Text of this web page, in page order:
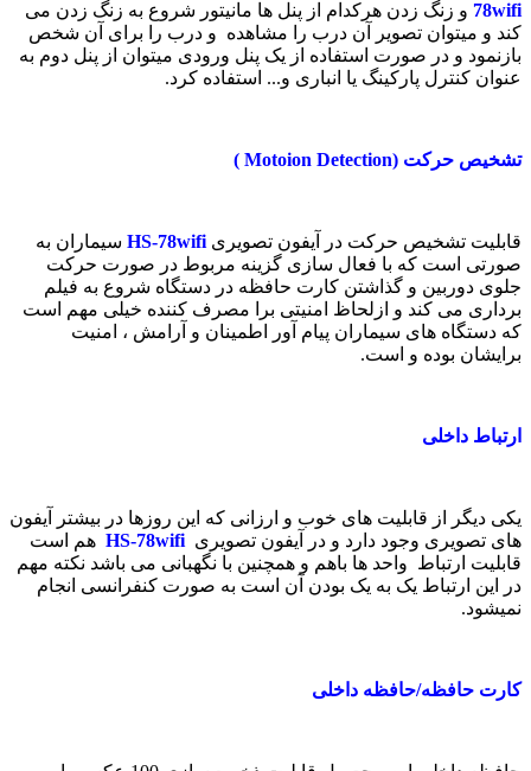
78wifi و زنگ زدن هرکدام از پنل ها مانیتور شروع به زنگ زدن می
کند و میتوان تصویر آن درب را مشاهده و درب را برای آن شخص
بازنمود و در صورت استفاده از یک پنل ورودی میتوان از پنل دوم به
عنوان کنترل پارکینگ یا انباری و... استفاده کرد.
تشخیص حرکت (Motoion Detection )
قابلیت تشخیص حرکت در آیفون تصویری HS-78wifi سیماران به
صورتی است که با فعال سازی گزینه مربوط در صورت حرکت
جلوی دوربین و گذاشتن کارت حافظه در دستگاه شروع به فیلم
برداری می کند و ازلحاظ امنیتی برا مصرف کننده خیلی مهم است
که دستگاه های سیماران پیام آور اطمینان و آرامش ، امنیت
برایشان بوده و است.
ارتباط داخلی
یکی دیگر از قابلیت های خوب و ارزانی که این روزها در بیشتر آیفون
های تصویری وجود دارد و در آیفون تصویری HS-78wifi هم است
قابلیت ارتباط واحد ها باهم و همچنین با نگهبانی می باشد نکته مهم
در این ارتباط یک به یک بودن آن است به صورت کنفرانسی انجام
نمیشود.
کارت حافظه/حافظه داخلی